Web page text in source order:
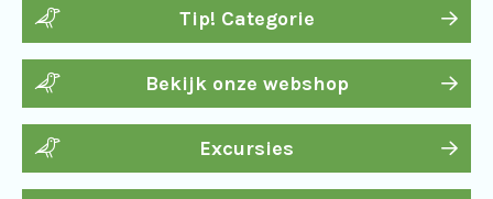
Tip! Categorie
Bekijk onze webshop
Excursies